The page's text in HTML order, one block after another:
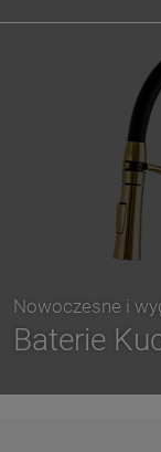
Nowoczesne i
Baterie